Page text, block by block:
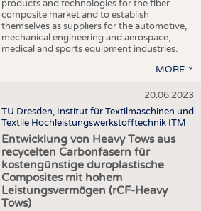
products and technologies for the fiber
composite market and to establish
themselves as suppliers for the automotive,
mechanical engineering and aerospace,
medical and sports equipment industries.
MORE
20.06.2023
TU Dresden, Institut für Textilmaschinen und
Textile Hochleistungswerkstofftechnik ITM
Entwicklung von Heavy Tows aus
recycelten Carbonfasern für
kostengünstige duroplastische
Composites mit hohem
Leistungsvermögen (rCF-Heavy
Tows)